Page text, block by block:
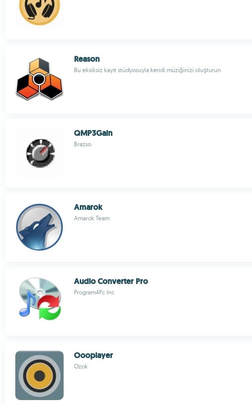
Reason
Bu eksiksiz kayıt stüdyosuyla kendi müziğinizi oluşturun
QMP3Gain
Brazso
Amarok
Amarok Team
Audio Converter Pro
Program4Pc Inc
Oooplayer
Ozok